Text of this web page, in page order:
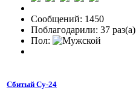
Сообщений: 1450
Поблагодарили: 37 раз(а)
Пол:
Сбитый Су-24